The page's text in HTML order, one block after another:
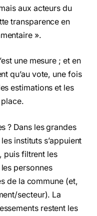
aux acteurs du
transparence en
».
une mesure ; et en
qu’au vote, une fois
estimations et les
? Dans les grandes
instituts s’appuient
puis filtrent les
personnes
de la commune (et,
secteur). La
restent les